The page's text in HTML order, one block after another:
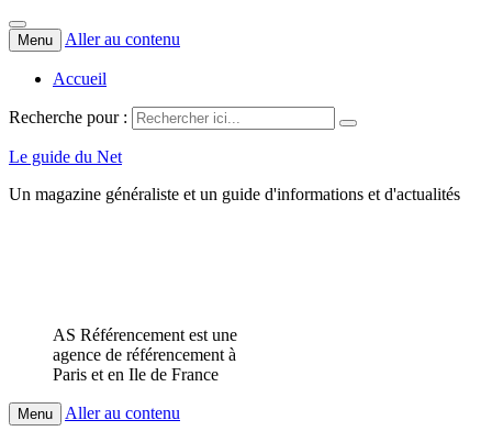
Menu Aller au contenu
Accueil
Recherche pour :
Le guide du Net
Un magazine généraliste et un guide d'informations et d'actualités
AS Référencement est une
agence de référencement à
Paris et en Ile de France
Menu Aller au contenu